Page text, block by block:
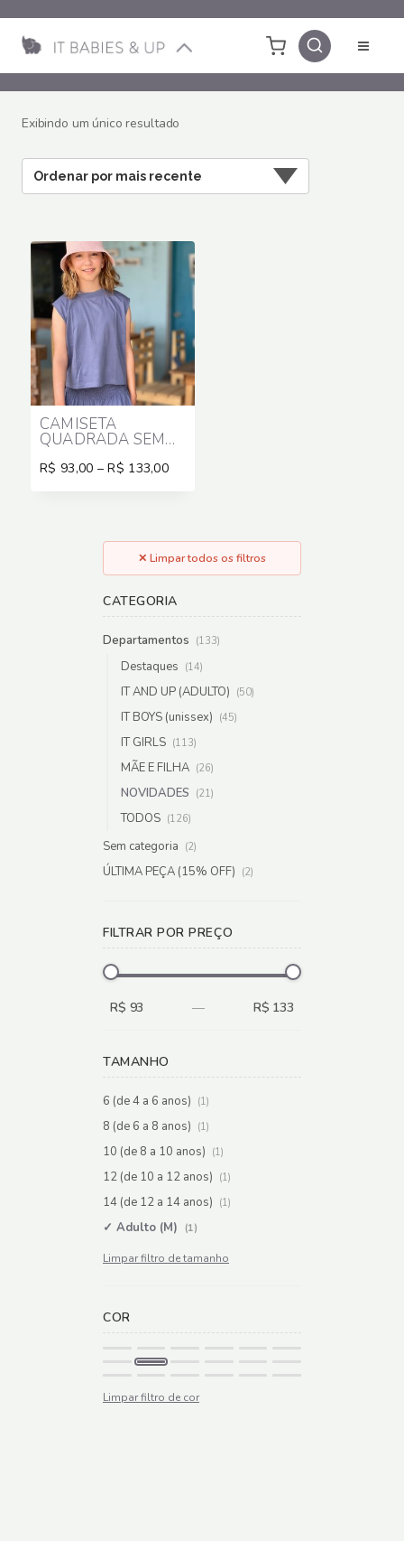
para
Conteúdo
Exibindo um único resultado
CAMISETA
QUADRADA SEM
R$ 93,00 – R$ 133,00
✕ Limpar todos os filtros
CATEGORIA
Departamentos (133)
Destaques (14)
IT AND UP (ADULTO) (50)
IT BOYS (unissex) (45)
IT GIRLS (113)
MÃE E FILHA (26)
NOVIDADES (21)
TODOS (126)
Sem categoria (2)
ÚLTIMA PEÇA (15% OFF) (2)
FILTRAR POR PREÇO
R$ 93 — R$ 133
TAMANHO
6 (de 4 a 6 anos) (1)
8 (de 6 a 8 anos) (1)
10 (de 8 a 10 anos) (1)
12 (de 10 a 12 anos) (1)
14 (de 12 a 14 anos) (1)
Adulto (M) (1)
Limpar filtro de tamanho
COR
Limpar filtro de cor